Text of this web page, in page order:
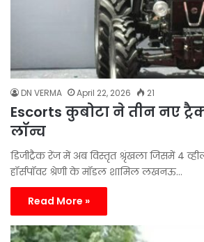
DN VERMA April 22, 2026 21
Escorts कुबोटा ने तीन नए
लॉन्च
डिजीट्रैक रेंज में अब विस्तृत श्रृंखला जिसमें 4
हॉर्सपॉवर श्रेणी के मॉडल शामिल लखनऊ…
Read More »